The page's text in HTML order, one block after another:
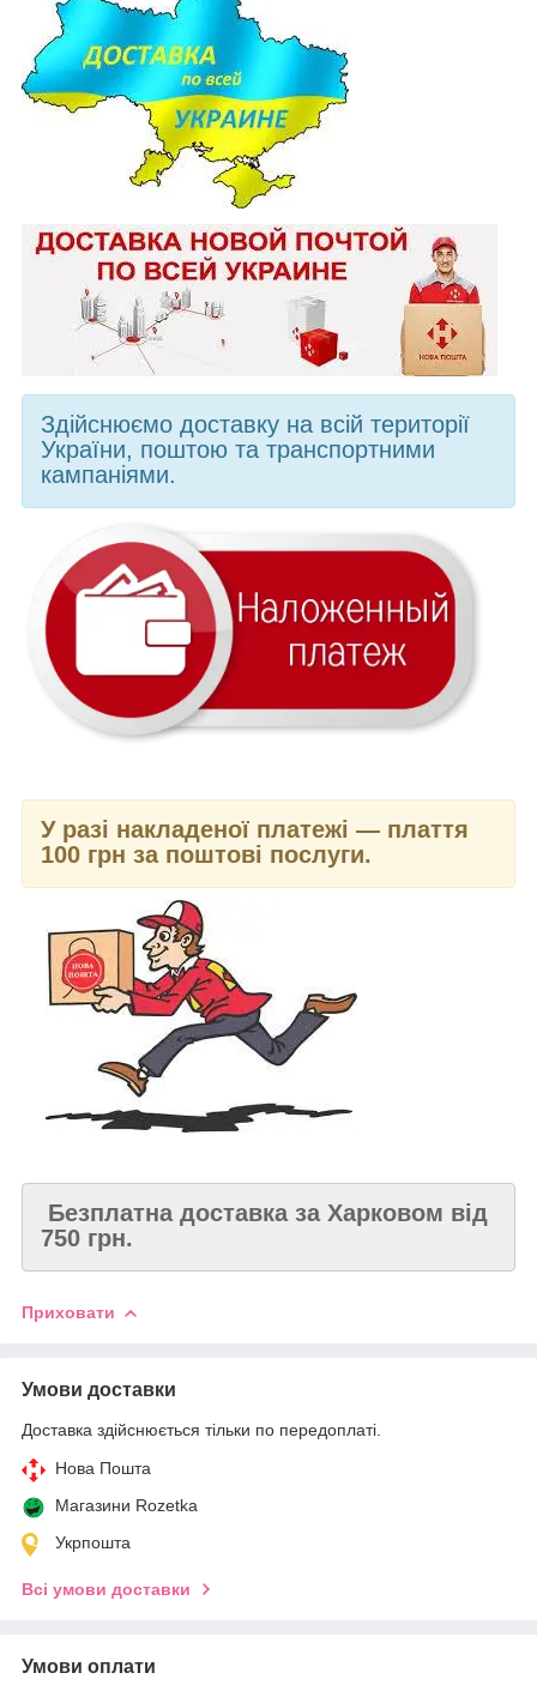
Здійснюємо доставку на всій території
України, поштою та транспортними
кампаніями.
У разі накладеної платежі — плаття
100 грн за поштові послуги.
Безплатна доставка за Харковом від
750 грн.
Приховати
Умови доставки
Доставка здійснюється тільки по передоплаті.
Нова Пошта
Магазини Rozetka
Укрпошта
Всі умови доставки
Умови оплати